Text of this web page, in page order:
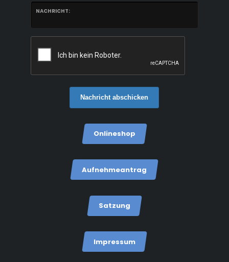
NACHRICHT:
Nachricht abschicken
Onlineshop
Aufnehmeantrag
Satzung
Impressum